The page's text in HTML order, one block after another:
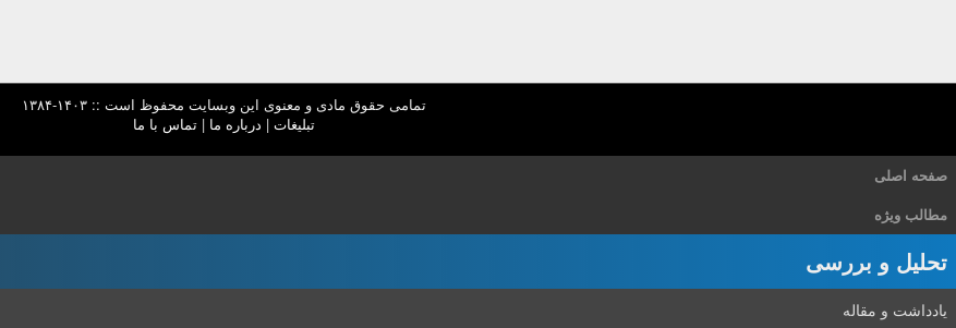
تمامی حقوق مادی و معنوی این وبسایت محفوظ است :: ۱۴۰۳-۱۳۸۴
تبلیغات | درباره ما |تماس با ما
صفحه اصلی
مطالب ویژه
تحلیل و بررسی
یادداشت و مقاله